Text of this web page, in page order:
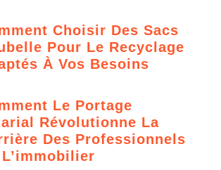
Choisir Des Sacs
Pour Le Recyclage
À Vos Besoins
Le Portage
Révolutionne La
Des Professionnels
L’immobilier